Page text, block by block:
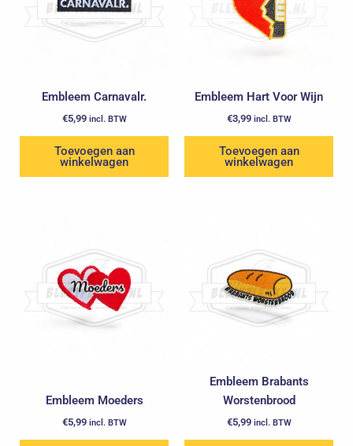
Embleem Carnavalr.
€5,99 incl. BTW
Toevoegen aan
winkelwagen
Embleem Hart Voor Wijn
€3,99 incl. BTW
Toevoegen aan
winkelwagen
Embleem Moeders
€5,99 incl. BTW
Embleem Brabants
Worstenbrood
€5,99 incl. BTW